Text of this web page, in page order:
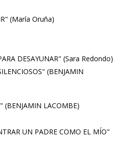
(María Oruña)
DESAYUNAR" (Sara Redondo)
(BENJAMIN
(BENJAMIN LACOMBE)
UN PADRE COMO EL MÍO"